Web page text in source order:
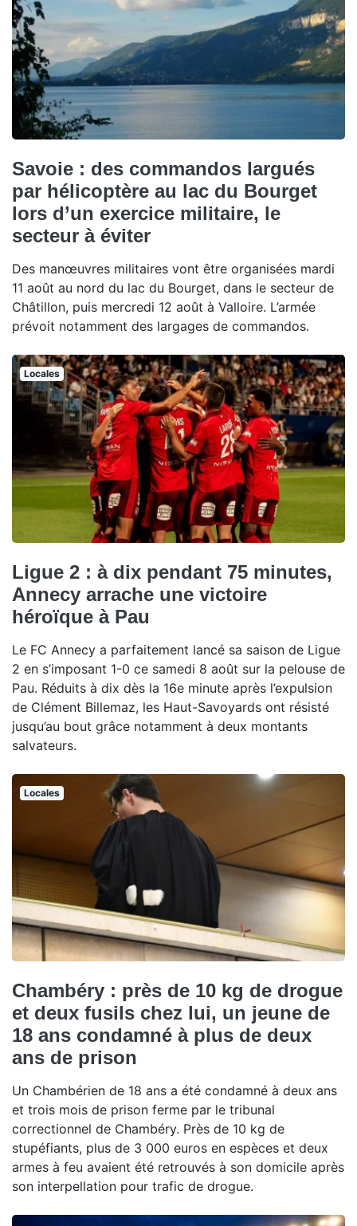
Savoie : des commandos largués
par hélicoptère au lac du Bourget
lors d’un exercice militaire, le
secteur à éviter
Des manœuvres militaires vont être organisées mardi
11 août au nord du lac du Bourget, dans le secteur de
Châtillon, puis mercredi 12 août à Valloire. L’armée
prévoit notamment des largages de commandos.
Locales
Ligue 2 : à dix pendant 75 minutes,
Annecy arrache une victoire
héroïque à Pau
Le FC Annecy a parfaitement lancé sa saison de Ligue
2 en s’imposant 1-0 ce samedi 8 août sur la pelouse de
Pau. Réduits à dix dès la 16e minute après l’expulsion
de Clément Billemaz, les Haut-Savoyards ont résisté
jusqu’au bout grâce notamment à deux montants
salvateurs.
Locales
Chambéry : près de 10 kg de drogue
et deux fusils chez lui, un jeune de
18 ans condamné à plus de deux
ans de prison
Un Chambérien de 18 ans a été condamné à deux ans
et trois mois de prison ferme par le tribunal
correctionnel de Chambéry. Près de 10 kg de
stupéfiants, plus de 3 000 euros en espèces et deux
armes à feu avaient été retrouvés à son domicile après
son interpellation pour trafic de drogue.